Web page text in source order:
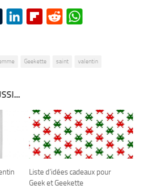
Tumblr
LinkedIn
Flipboard
Reddit
Geekette saint valentin
Liste d’idées cadeaux pour
Geek et Geekette